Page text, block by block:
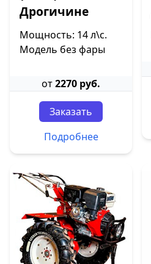
Дрогичине
Мощность: 14 л\с.
Модель без фары
от2270 руб.
Заказать
Подробнее